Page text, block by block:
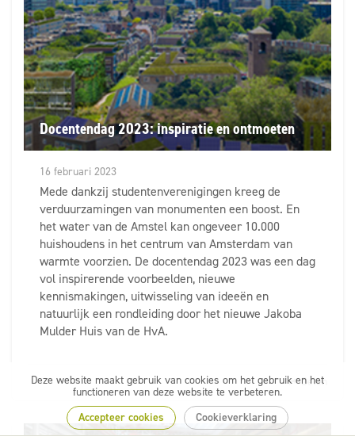
Deze website maakt gebruik van cookies om het gebruik en het
functioneren van deze website te verbeteren.
Accepteer cookies
Cookieverklaring
Docentendag 2023: inspiratie en ontmoeten
16 februari 2023
Mede dankzij studentenverenigingen kreeg de
verduurzamingen van monumenten een boost. En
het water van de Amstel kan ongeveer 10.000
huishoudens in het centrum van Amsterdam van
warmte voorzien. De docentendag 2023 was een dag
vol inspirerende voorbeelden, nieuwe
kennismakingen, uitwisseling van ideeën en
natuurlijk een rondleiding door het nieuwe Jakoba
Mulder Huis van de HvA.
Delen